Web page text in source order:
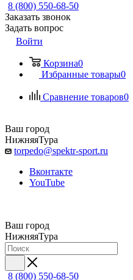
8 (800) 550-68-50
Заказать звонок
Задать вопрос
Войти
Корзина0
Избранные товары0
Сравнение товаров0
Ваш город
НижняяТура
torpedo@spektr-sport.ru
Вконтакте
YouTube
Ваш город
НижняяТура
8 (800) 550-68-50